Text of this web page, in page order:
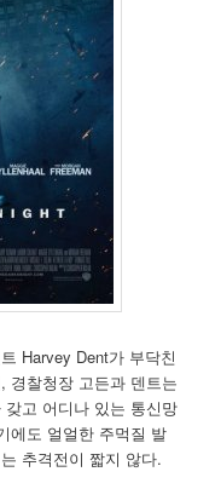
Harvey Dent가 부닥친
경찰청장 고든과 덴트는
고 어디나 있는 통신망
에도 얼얼한 주먹질 발
추격전이 짧지 않다.